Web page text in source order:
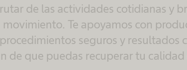
de las actividades cotidianas y
Te apoyamos con
seguros y resultados
de que puedas recuperar tu calidad